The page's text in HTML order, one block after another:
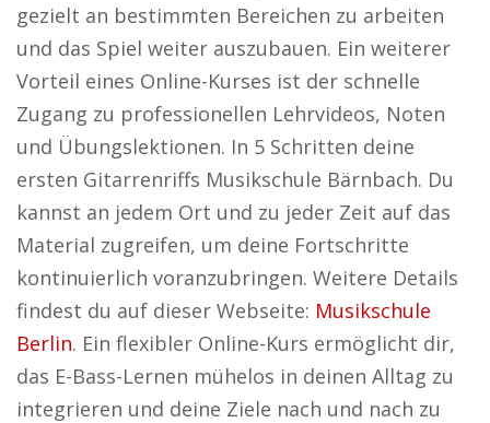
gezielt an bestimmten Bereichen zu arbeiten
und das Spiel weiter auszubauen. Ein weiterer
Vorteil eines Online-Kurses ist der schnelle
Zugang zu professionellen Lehrvideos, Noten
und Übungslektionen. In 5 Schritten deine
ersten Gitarrenriffs Musikschule Bärnbach. Du
kannst an jedem Ort und zu jeder Zeit auf das
Material zugreifen, um deine Fortschritte
kontinuierlich voranzubringen. Weitere Details
findest du auf dieser Webseite: Musikschule
Berlin. Ein flexibler Online-Kurs ermöglicht dir,
das E-Bass-Lernen mühelos in deinen Alltag zu
integrieren und deine Ziele nach und nach zu